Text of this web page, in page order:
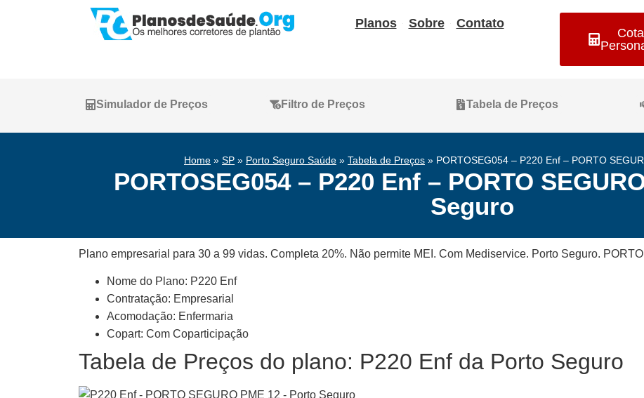
Planos Sobre Contato
Simulador de Preços Filtro de Preços Tabela de Preços
Home » SP » Porto Seguro Saúde » Tabela de Preços » PORTOSEG054 – P220 Enf – PORTO
PORTOSEG054 – P220 Enf – PORTO
Seguro
Plano empresarial para 30 a 99 vidas. Completa 20%. Não permite MEI. Com Mediservice. Porto Seguro.
Nome do Plano: P220 Enf
Contratação: Empresarial
Acomodação: Enfermaria
Copart: Com Coparticipação
Tabela de Preços do plano: P220 Enf da Porto Seguro